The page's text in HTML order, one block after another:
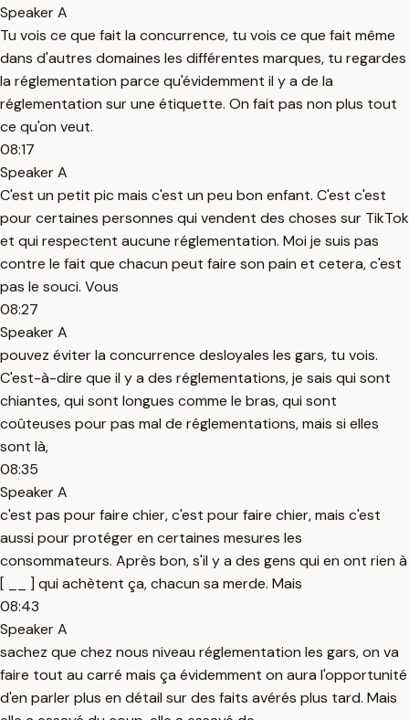
Speaker A
Tu vois ce que fait la concurrence, tu vois ce que fait même
dans d'autres domaines les différentes marques, tu regardes
la réglementation parce qu'évidemment il y a de la
réglementation sur une étiquette. On fait pas non plus tout
ce qu'on veut.
08:17
Speaker A
C'est un petit pic mais c'est un peu bon enfant. C'est c'est
pour certaines personnes qui vendent des choses sur TikTok
et qui respectent aucune réglementation. Moi je suis pas
contre le fait que chacun peut faire son pain et cetera, c'est
pas le souci. Vous
08:27
Speaker A
pouvez éviter la concurrence desloyales les gars, tu vois.
C'est-à-dire que il y a des réglementations, je sais qui sont
chiantes, qui sont longues comme le bras, qui sont
coûteuses pour pas mal de réglementations, mais si elles
sont là,
08:35
Speaker A
c'est pas pour faire chier, c'est pour faire chier, mais c'est
aussi pour protéger en certaines mesures les
consommateurs. Après bon, s'il y a des gens qui en ont rien à
[ __ ] qui achètent ça, chacun sa merde. Mais
08:43
Speaker A
sachez que chez nous niveau réglementation les gars, on va
faire tout au carré mais ça évidemment on aura l'opportunité
d'en parler plus en détail sur des faits avérés plus tard. Mais